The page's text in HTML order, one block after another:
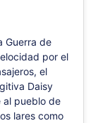
Guerra de
por el
el
Daisy
al pueblo de
lares como